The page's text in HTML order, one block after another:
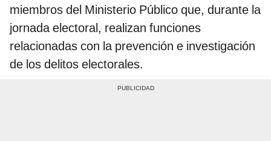
miembros del Ministerio Público que, durante la
jornada electoral, realizan funciones
relacionadas con la prevención e investigación
de los delitos electorales.